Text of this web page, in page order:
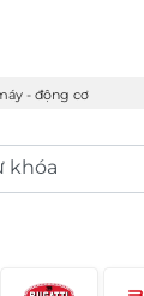
- động cơ
khóa